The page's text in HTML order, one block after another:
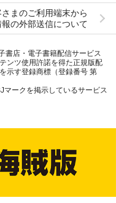
さまのご利用端末から
の外部送信について
書店・電子書籍配信サービス
ンツ使用許諾を得た正規版配
示す登録商標（登録番号 第
マークを掲示しているサービス